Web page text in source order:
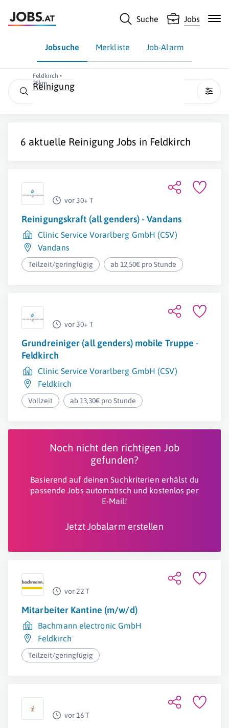
Suche Jobs
Jobsuche Merkliste Job-Alarm
Feldkirch •
25km
Reinigung
6 aktuelle Reinigung Jobs in Feldkirch
vor 30+ T
Reinigungskraft (all genders) - Vandans
Clinic Service Vorarlberg GmbH (CSV)
Vandans
Teilzeit/geringfügig ab 12,50€ pro Stunde
vor 30+ T
Grundreiniger (all genders) mobile Truppe -
Feldkirch
Clinic Service Vorarlberg GmbH (CSV)
Feldkirch
Vollzeit ab 13,30€ pro Stunde
Noch nicht den richtigen Job
gefunden?
Basierend auf deinen Suchkriterien erhälst du
passende Jobs automatisch und kostenlos per
E-Mail!
Jetzt Jobalarm erstellen
vor 22 T
Mitarbeiter Kantine (m/w/d)
Bachmann electronic GmbH
Feldkirch
Teilzeit/geringfügig
vor 16 T